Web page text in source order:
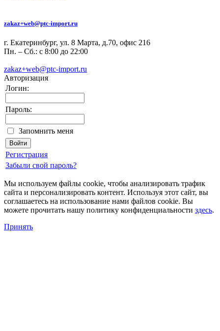
zakaz+web@ptc-import.ru
г. Екатеринбург, ул. 8 Марта, д.70, офис 216
Пн. – Сб.: с 8:00 до 22:00
zakaz+web@ptc-import.ru
Авторизация
Логин:
Пароль:
Запомнить меня
Регистрация
Забыли свой пароль?
Мы используем файлы cookie, чтобы анализировать трафик
сайта и персонализировать контент. Используя этот сайт, вы
соглашаетесь на использование нами файлов cookie. Вы
можете прочитать нашу политику конфиденциальности здесь.
Принять